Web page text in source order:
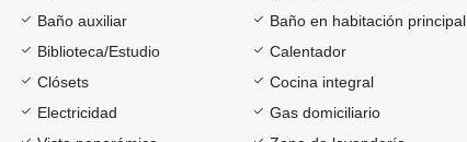
Baño auxiliar
Baño en habitación principal
Biblioteca/Estudio
Calentador
Clósets
Cocina integral
Electricidad
Gas domiciliario